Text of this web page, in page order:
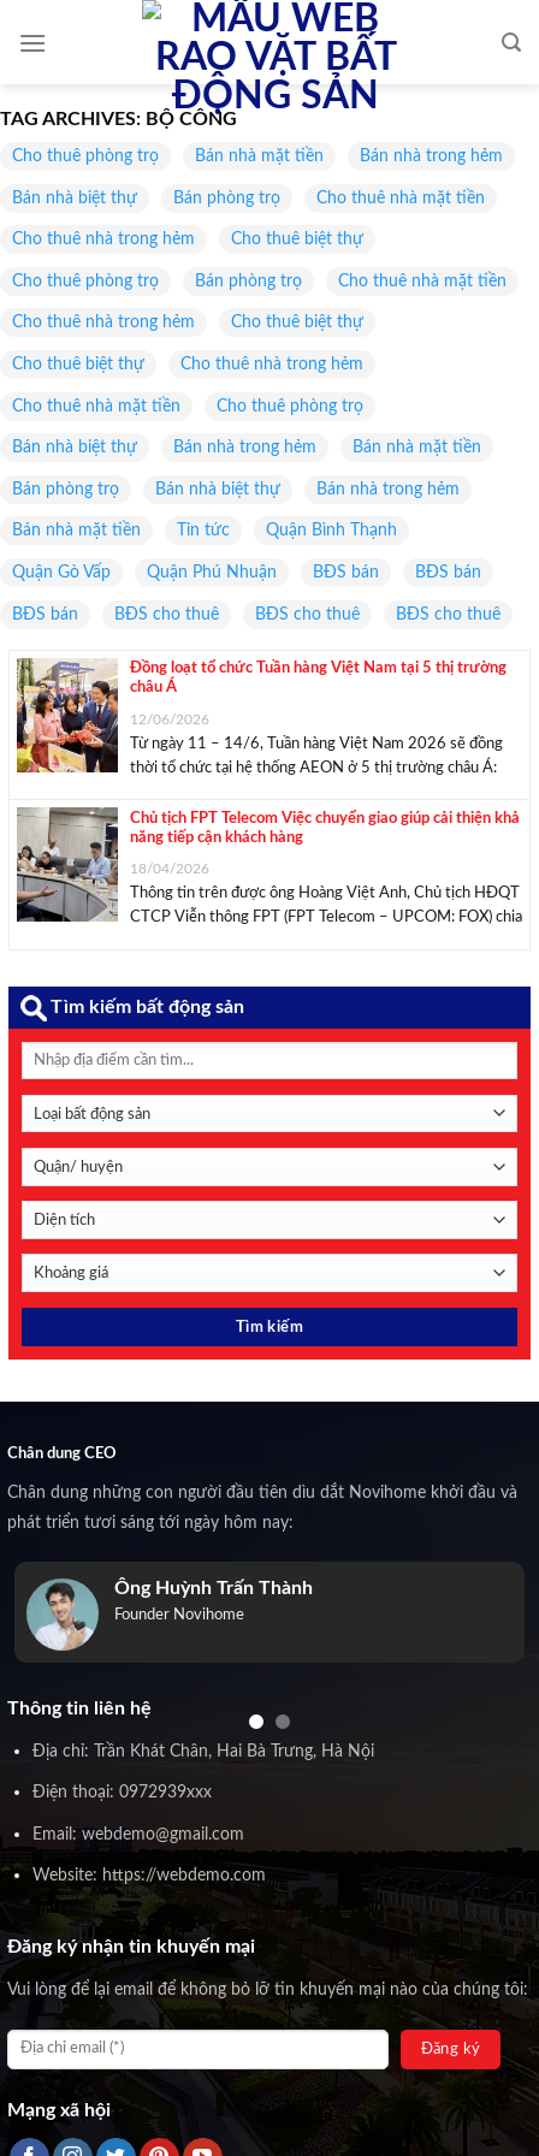
TAG ARCHIVES: BỘ CÔNG
Cho thuê phòng trọ Bán nhà mặt tiền Bán nhà trong hẻm
Bán nhà biệt thự Bán phòng trọ Cho thuê nhà mặt tiền
Cho thuê nhà trong hẻm Cho thuê biệt thự
Cho thuê phòng trọ Bán phòng trọ Cho thuê nhà mặt tiền
Cho thuê nhà trong hẻm Cho thuê biệt thự
Cho thuê biệt thự Cho thuê nhà trong hẻm
Cho thuê nhà mặt tiền Cho thuê phòng trọ
Bán nhà biệt thự Bán nhà trong hẻm Bán nhà mặt tiền
Bán phòng trọ Bán nhà biệt thự Bán nhà trong hẻm
Bán nhà mặt tiền Tin tức Quận Bình Thạnh
Quận Gò Vấp Quận Phú Nhuận BĐS bán BĐS bán
BĐS bán BĐS cho thuê BĐS cho thuê BĐS cho thuê
Đồng loạt tổ chức Tuần hàng Việt Nam tại 5 thị trường
châu Á
12/06/2026
Từ ngày 11 – 14/6, Tuần hàng Việt Nam 2026 sẽ đồng
thời tổ chức tại hệ thống AEON ở 5 thị trường châu Á:
và Campuchia. Thứ trưởng Bộ Công Thương Phan Thị
Thắng cùng ...
Chủ tịch FPT Telecom Việc chuyển giao giúp cải thiện khả
năng tiếp cận khách hàng
18/04/2026
Thông tin trên được ông Hoàng Việt Anh, Chủ tịch HĐQT
CTCP Viễn thông FPT (FPT Telecom – UPCOM: FOX) chia
niên đầu tiên ...
Tìm kiếm bất động sản
Chân dung CEO
Chân dung những con người đầu tiên dìu dắt Novihome khởi đầu và
phát triển tươi sáng tới ngày hôm nay:
Ông Huỳnh Trấn Thành
Founder Novihome
Thông tin liên hệ
Địa chỉ: Trần Khát Chân, Hai Bà Trưng, Hà Nội
Điện thoại: 0972939xxx
Email: webdemo@gmail.com
Website: https://webdemo.com
Đăng ký nhận tin khuyến mại
Vui lòng để lại email để không bỏ lỡ tin khuyến mại nào của chúng tôi:
Mạng xã hội